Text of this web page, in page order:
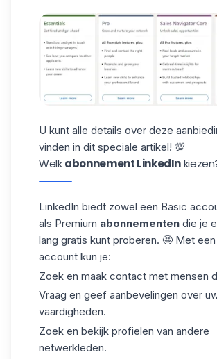
U kunt alle details over deze
vinden in dit speciale artikel! 💯
Welkabonnement LinkedIn
LinkedIn biedt zowel een Basic
als Premium abonnementen die je
lang gratis kunt proberen. 🤩 Met
account kun je:
Zoek en maak contact met mensen
Vraag en geef aanbevelingen over
vaardigheden.
Zoek en bekijk profielen van andere
netwerkleden.